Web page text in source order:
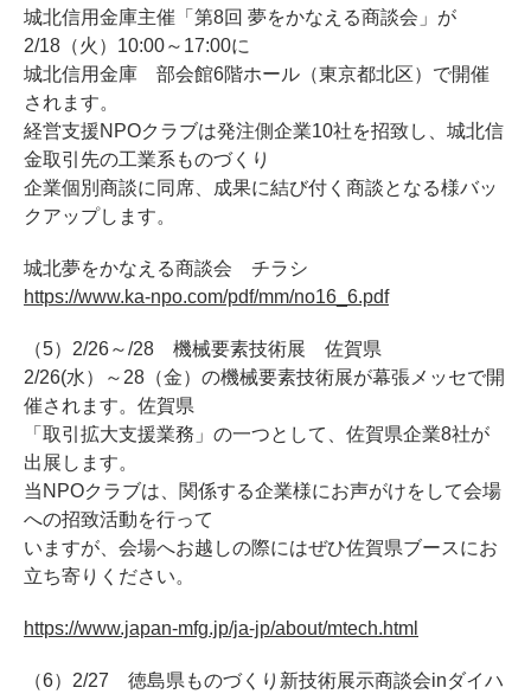
城北信用金庫主催「第8回 夢をかなえる商談会」が
2/18（火）10:00～17:00に
城北信用金庫 部会館6階ホール（東京都北区）で開催
されます。
経営支援NPOクラブは発注側企業10社を招致し、城北信
金取引先の工業系ものづくり
企業個別商談に同席、成果に結び付く商談となる様バッ
クアップします。
城北夢をかなえる商談会 チラシ
https://www.ka-npo.com/pdf/mm/no16_6.pdf
（5）2/26～/28 機械要素技術展 佐賀県
2/26(水）～28（金）の機械要素技術展が幕張メッセで開
催されます。佐賀県
「取引拡大支援業務」の一つとして、佐賀県企業8社が
出展します。
当NPOクラブは、関係する企業様にお声がけをして会場
への招致活動を行って
いますが、会場へお越しの際にはぜひ佐賀県ブースにお
立ち寄りください。
https://www.japan-mfg.jp/ja-jp/about/mtech.html
（6）2/27 徳島県ものづくり新技術展示商談会inダイハ